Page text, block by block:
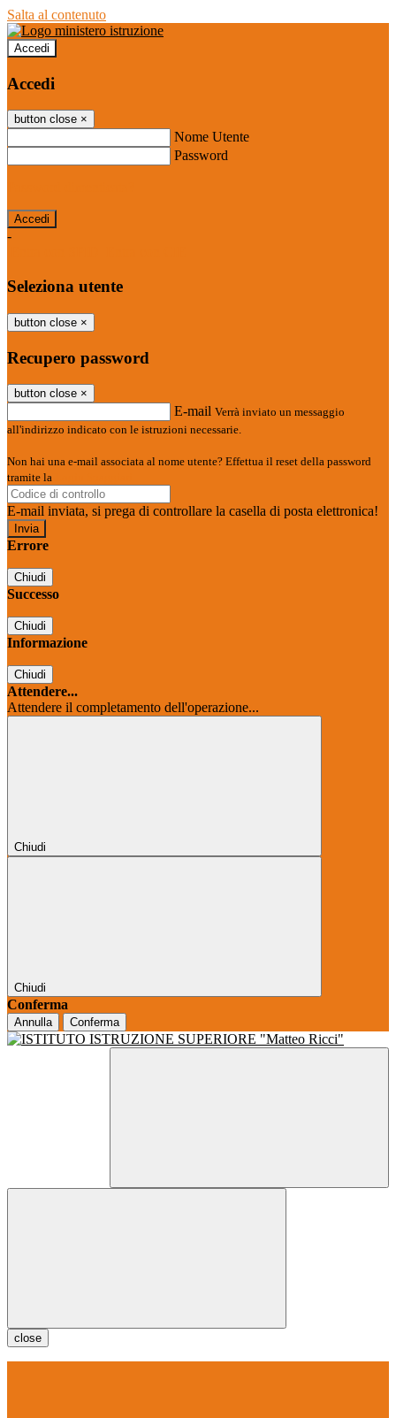
Salta al contenuto
Accedi
Accedi
button close ×
Nome Utente
Password
-
Seleziona utente
button close ×
Recupero password
button close ×
E-mail Verrà inviato un messaggio
all'indirizzo indicato con le istruzioni necessarie.
Non hai una e-mail associata al nome utente? Effettua il reset della password
tramite la
E-mail inviata, si prega di controllare la casella di posta elettronica!
Errore
Chiudi
Successo
Chiudi
Informazione
Chiudi
Attendere...
Attendere il completamento dell'operazione...
Chiudi
Chiudi
Conferma
Annulla Conferma
close